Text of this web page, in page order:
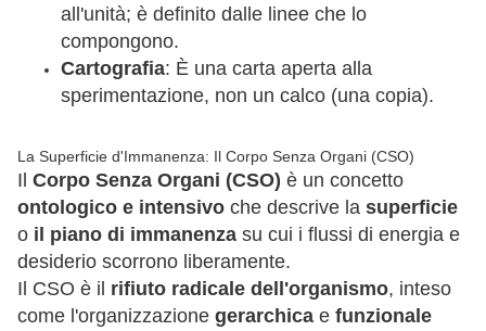
all'unità; è definito dalle linee che lo
compongono.
Cartografia: È una carta aperta alla
sperimentazione, non un calco (una copia).
La Superficie d'Immanenza: Il Corpo Senza Organi (CSO)
Il Corpo Senza Organi (CSO) è un concetto
ontologico e intensivo che descrive la superficie
o il piano di immanenza su cui i flussi di energia e
desiderio scorrono liberamente.
Il CSO è il rifiuto radicale dell'organismo, inteso
come l'organizzazione gerarchica e funzionale